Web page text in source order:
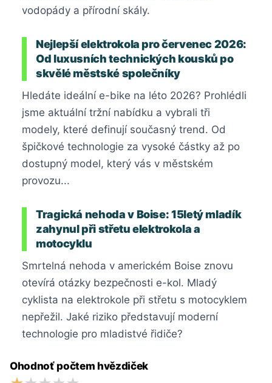
vodopády a přírodní skály.
Nejlepší elektrokola pro červenec 2026:
Od luxusních technických kousků po
skvělé městské společníky
Hledáte ideální e-bike na léto 2026? Prohlédli
jsme aktuální tržní nabídku a vybrali tři
modely, které definují současný trend. Od
špičkové technologie za vysoké částky až po
dostupný model, který vás v městském
provozu...
Tragická nehoda v Boise: 15letý mladík
zahynul při střetu elektrokola a
motocyklu
Smrtelná nehoda v americkém Boise znovu
otevírá otázky bezpečnosti e-kol. Mladý
cyklista na elektrokole při střetu s motocyklem
nepřežil. Jaké riziko představují moderní
technologie pro mladistvé řidiče?
Ohodnoť počtem hvězdiček